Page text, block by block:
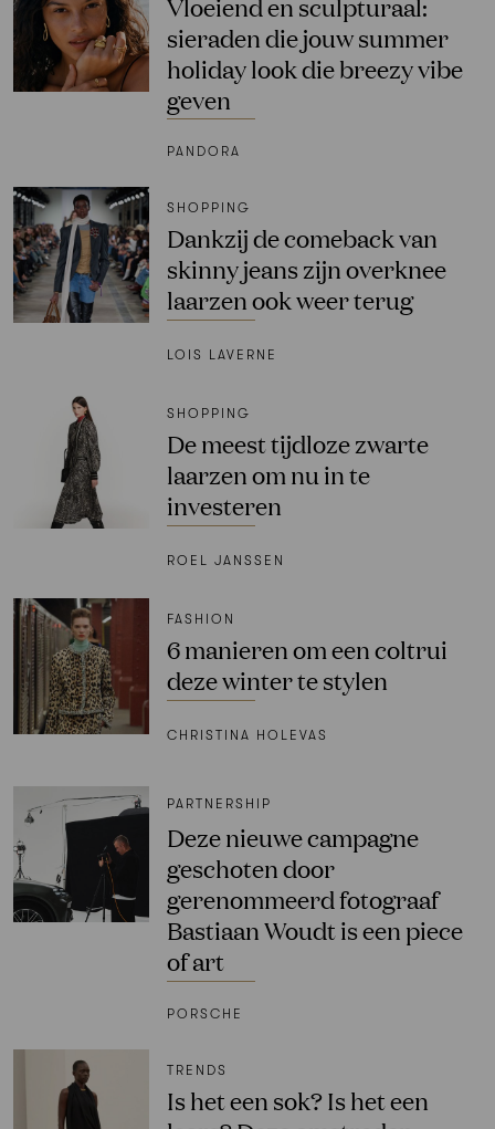
sieraden die jouw summer
holiday look die breezy vibe
geven
PANDORA
SHOPPING
Dankzij de comeback van
skinny jeans zijn overknee
laarzen ook weer terug
LOIS LAVERNE
SHOPPING
De meest tijdloze zwarte
laarzen om nu in te
investeren
ROEL JANSSEN
FASHION
6 manieren om een coltrui
deze winter te stylen
CHRISTINA HOLEVAS
PARTNERSHIP
Deze nieuwe campagne
geschoten door
gerenommeerd fotograaf
Bastiaan Woudt is een piece
of art
PORSCHE
TRENDS
Is het een sok? Is het een